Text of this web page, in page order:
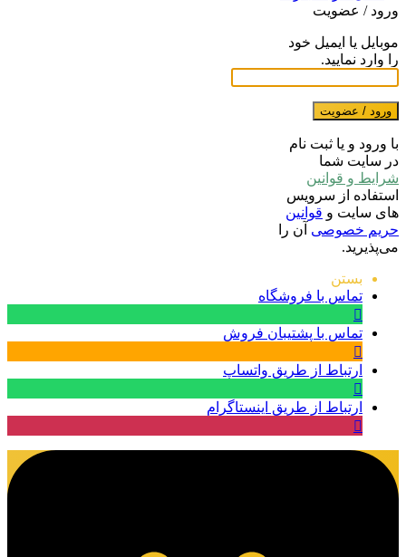
ورود / عضویت
موبایل یا ایمیل خود
را وارد نمایید.
ورود / عضویت
با ورود و یا ثبت نام
در سایت شما
شرایط و قوانین
استفاده از سرویس
های سایت و قوانین
حریم خصوصی آن را
می‌پذیرید.
بستن
تماس با فروشگاه
تماس با پشتیبان فروش
ارتباط از طریق واتساپ
ارتباط از طریق اینستاگرام